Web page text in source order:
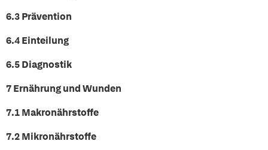
6.3 Prävention
6.4 Einteilung
6.5 Diagnostik
7 Ernährung und Wunden
7.1 Makronährstoffe
7.2 Mikronährstoffe